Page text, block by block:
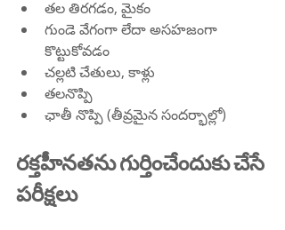
తల తిరగడం, మైకం
గుండె వేగంగా లేదా అసహజంగా
కొట్టుకోవడం
చల్లటి చేతులు, కాళ్లు
తలనొప్పి
ఛాతీ నొప్పి (తీవ్రమైన సందర్భాల్లో)
రక్తహీనతను గుర్తించేందుకు చేసే
పరీక్షలు